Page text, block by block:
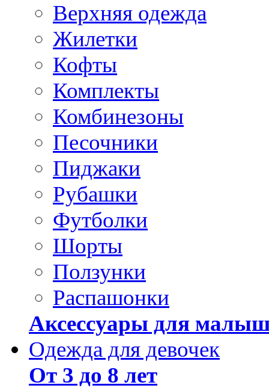
Верхняя одежда
Жилетки
Кофты
Комплекты
Комбинезоны
Песочники
Пиджаки
Рубашки
Футболки
Шорты
Ползунки
Распашонки
Аксессуары для
Одежда для девочек
От 3 до 8 лет